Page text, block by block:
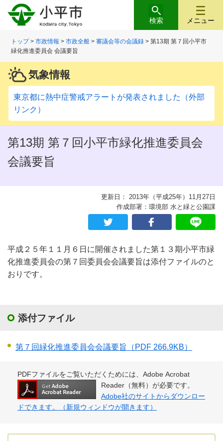
メニュー
検索
トップ>市政情報 >市政全般 >審議会等の会議録 > 第13期 第７回小平市
緑化推進委員会 会議要旨
気象情報
東京都に熱中症警戒アラートが発表されました（外部
リンク）
第13期 第７回小平市緑化推進委員会
会議要旨
更新日： 2013年（平成25年）11月27日
作成部署：環境部 水と緑と公園課
平成２５年１１月６日に開催されました第１３期小平市緑
化推進委員会の第７回委員会会議要旨は添付ファイルのと
おりです。
添付ファイル
第７回緑化推進委員会会議要旨 （PDF 266.9KB）
PDFファイルをご覧いただくためには、Adobe Acrobat
Reader（無料）が必要です。
Adobe社のサイトからダウンロー
ドできます。（新規ウィンドウが開きます）